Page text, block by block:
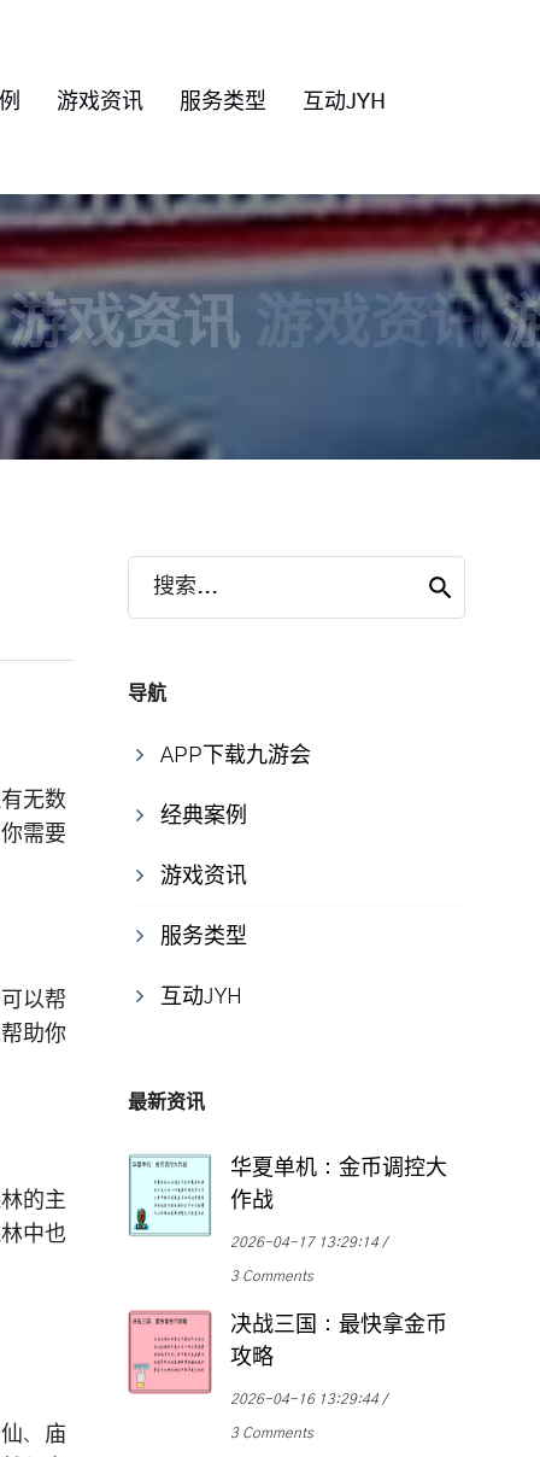
游戏资讯 服务类型 互动JYH
游戏资讯 游戏资讯
无数
需要
以帮
助你
的主
中也
、庙
搜索...
导航
APP下载九游会
经典案例
游戏资讯
服务类型
互动JYH
最新资讯
华夏单机：金币调控大
作战
2026-04-17 13:29:14
3 Comments
决战三国：最快拿金币
攻略
2026-04-16 13:29:44
3 Comments